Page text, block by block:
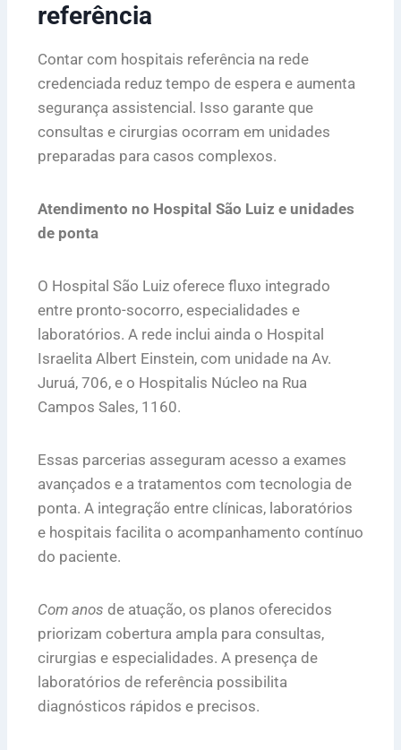
referência
Contar com hospitais referência na rede
credenciada reduz tempo de espera e aumenta
segurança assistencial. Isso garante que
consultas e cirurgias ocorram em unidades
preparadas para casos complexos.
Atendimento no Hospital São Luiz e unidades
de ponta
O Hospital São Luiz oferece fluxo integrado
entre pronto-socorro, especialidades e
laboratórios. A rede inclui ainda o Hospital
Israelita Albert Einstein, com unidade na Av.
Juruá, 706, e o Hospitalis Núcleo na Rua
Campos Sales, 1160.
Essas parcerias asseguram acesso a exames
avançados e a tratamentos com tecnologia de
ponta. A integração entre clínicas, laboratórios
e hospitais facilita o acompanhamento contínuo
do paciente.
Com anos de atuação, os planos oferecidos
priorizam cobertura ampla para consultas,
cirurgias e especialidades. A presença de
laboratórios de referência possibilita
diagnósticos rápidos e precisos.